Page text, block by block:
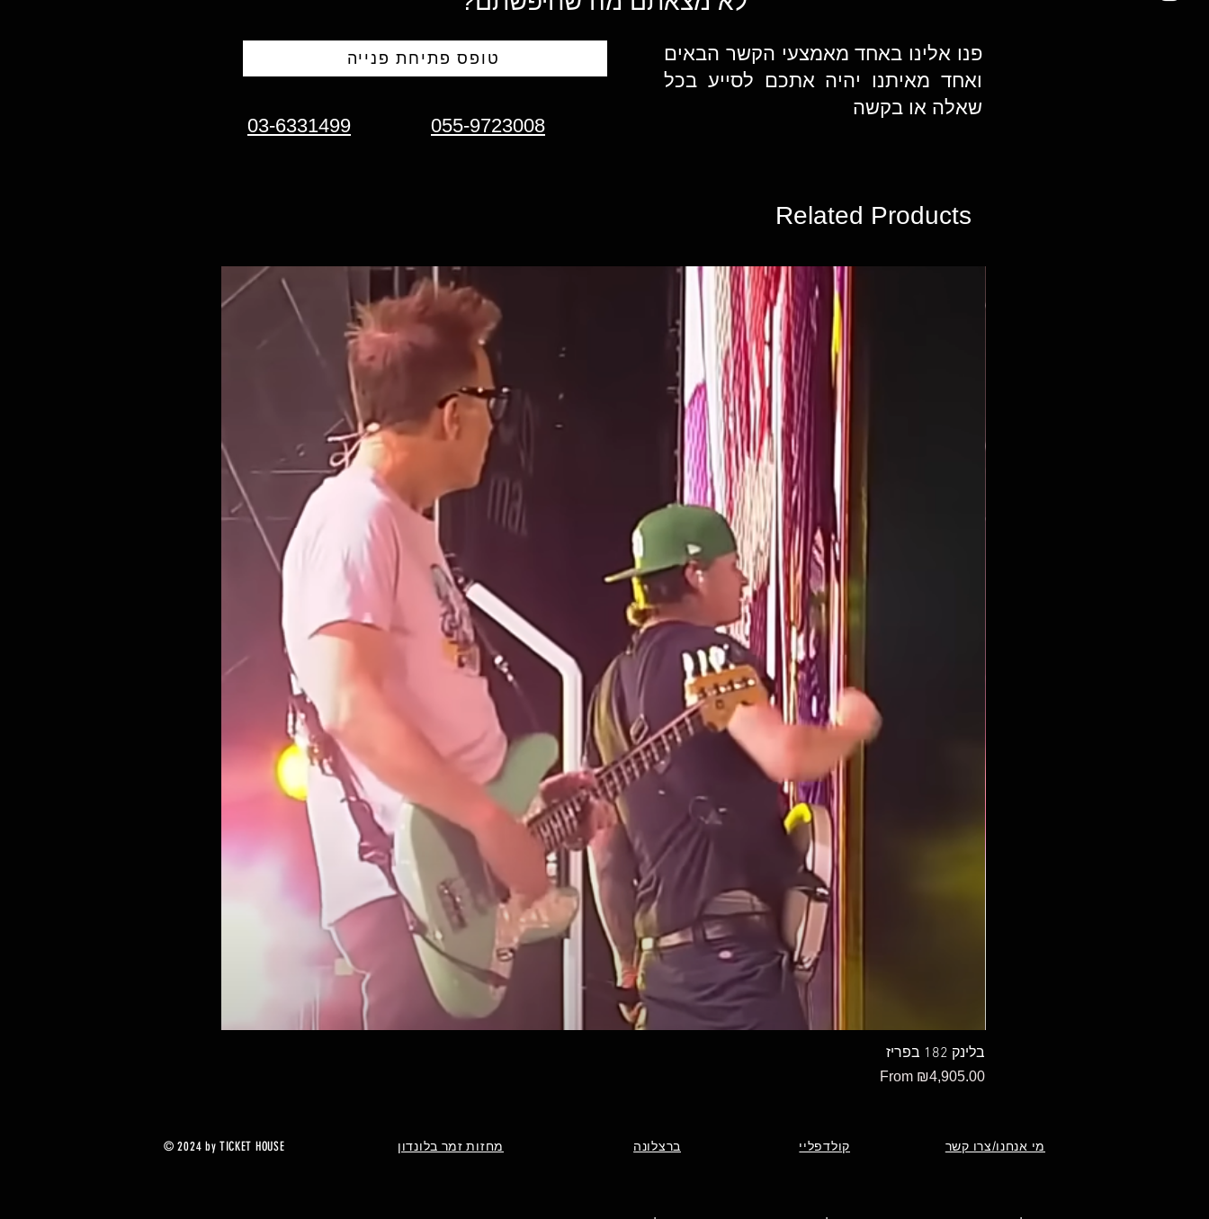
טופס פתיחת פנייה
03-6331499 055-9723008
פנו אלינו באחד מאמצעי הקשר הבאים
ואחד מאיתנו יהיה אתכם לסייע בכל
שאלה או בקשה
Related Products
בלינק 182 בפריז
From ₪4,905.00
Sale Price
© 2024 by TICKET HOUSE מחזות זמר בלונדון ברצלונה קולדפליי מי אנחנו/צרו קשר